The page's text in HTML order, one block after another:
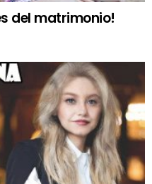
del matrimonio!